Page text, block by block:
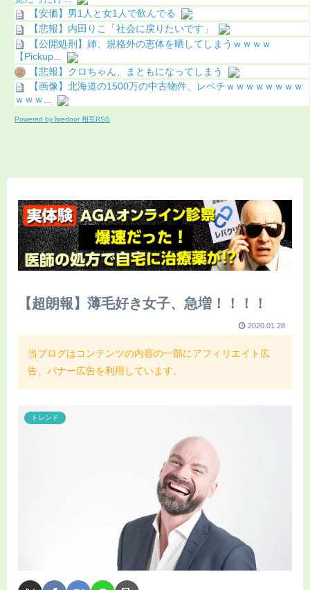
【安価】男1人と女1人で飲んでる
【悲報】内田りこ「社会に戻りたいです」
【公開処刑】姉、規格外の恵体を晒してしまうｗｗｗｗ
【Pickup...
【悲報】クロちゃん、まともになってしまう
【画像】北海道の1500万の中古物件、レベチｗｗｗｗｗｗｗｗ
ｗｗｗ...
Powered by livedoor 相互RSS
【超朗報】薄毛好き女子、急増！！！！
2020.01.28
当ブログはコンテンツの内容の一部にアフィリエイト広
告、バナー広告を利用しています。
トレンド